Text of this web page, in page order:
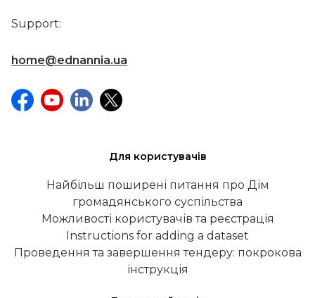
Support:
home@ednannia.ua
Для користувачів
Найбільш поширені питання про Дім
громадянського суспільства
Можливості користувачів та реєстрація
Instructions for adding a dataset
Проведення та завершення тендеру: покрокова
інструкція